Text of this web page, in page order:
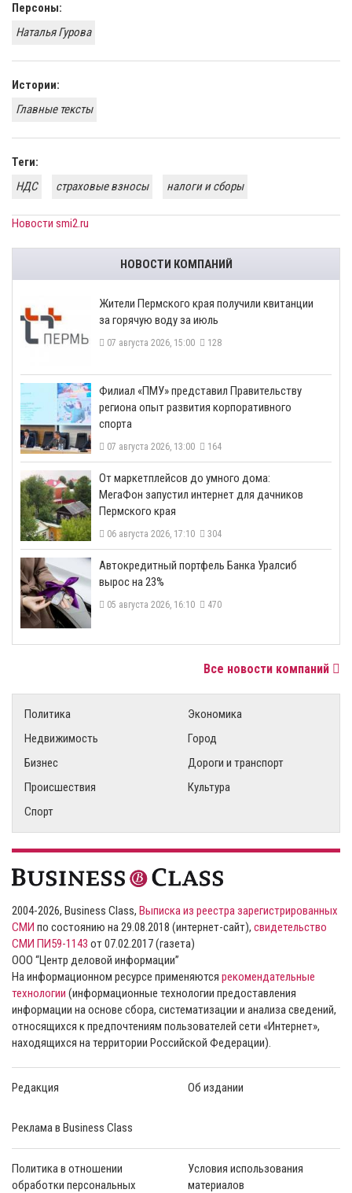
Персоны:
Наталья Гурова
Истории:
Главные тексты
Теги:
НДС
страховые взносы налоги и сборы
Новости smi2.ru
НОВОСТИ КОМПАНИЙ
​Жители Пермского края получили квитанции
за горячую воду за июль
07 августа 2026, 15:00 128
​Филиал «ПМУ» представил Правительству
региона опыт развития корпоративного
спорта
07 августа 2026, 13:00 164
От маркетплейсов до умного дома:
МегаФон запустил интернет для дачников
Пермского края
06 августа 2026, 17:10 304
​Автокредитный портфель Банка Уралсиб
вырос на 23%
05 августа 2026, 16:10 470
Все новости компаний
Политика
Экономика
Недвижимость
Город
Бизнес
Дороги и транспорт
Происшествия
Культура
Спорт
2004-2026, Business Class, Выписка из реестра зарегистрированных
СМИ по состоянию на 29.08.2018 (интернет-сайт), свидетельство
СМИ ПИ59-1143 от 07.02.2017 (газета)
ООО “Центр деловой информации”
На информационном ресурсе применяются рекомендательные
технологии (информационные технологии предоставления
информации на основе сбора, систематизации и анализа сведений,
относящихся к предпочтениям пользователей сети «Интернет»,
находящихся на территории Российской Федерации).
Редакция Об издании
Реклама в Business Class
Политика в отношении
обработки персональных
Условия использования
материалов